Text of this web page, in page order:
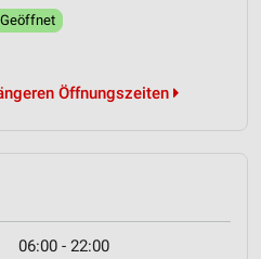
Geöffnet
Öffnungszeiten
06:00 - 22:00